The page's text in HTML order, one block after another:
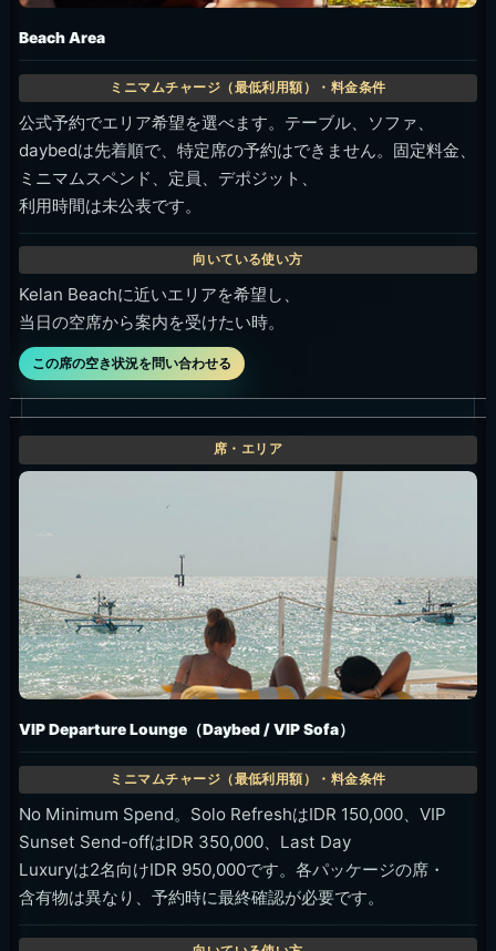
Beach Area
公式予約でエリア希望を選べます。テーブル、ソファ、
daybedは先着順で、特定席の予約はできません。固定料金、
ミニマムスペンド、定員、デポジット、
利用時間は未公表です。
Kelan Beachに近いエリアを希望し、
当日の空席から案内を受けたい時。
この席の空き状況を問い合わせる
VIP Departure Lounge（Daybed / VIP Sofa）
No Minimum Spend。Solo RefreshはIDR 150,000、VIP
Sunset Send-offはIDR 350,000、Last Day
Luxuryは2名向けIDR 950,000です。各パッケージの席・
含有物は異なり、予約時に最終確認が必要です。